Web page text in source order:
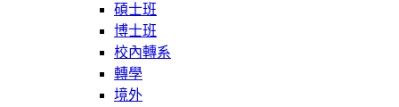
碩士班
博士班
校內轉系
轉學
境外